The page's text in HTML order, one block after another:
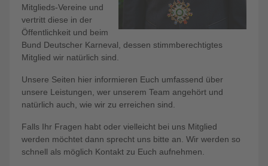
Mitglieds-Vereine und
vertritt diese in der
Öffentlichkeit und beim
Bund Deutscher Karneval, dessen stimmberechtigtes
Mitglied wir natürlich sind.
Unsere Seiten hier informieren Euch umfassend über
unsere Leistungen, wer unserem Team angehört und
natürlich auch, wie wir zu erreichen sind.
Falls Ihr Fragen habt oder vielleicht bei uns Mitglied
werden möchtet dann sprecht uns bitte an. Wir werden so
schnell als möglich Kontakt zu Euch aufnehmen.